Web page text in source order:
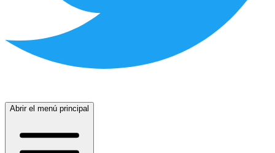
Abrir el menú principal